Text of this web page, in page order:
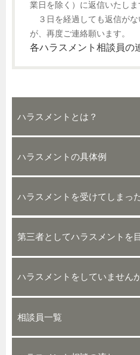
業日を除く）に返信いたしま
３日を経過しても返信がな
が、再度ご連絡願います。
各ハラスメント相談員の
ハラスメントとは？
ハラスメントの具体例
ハラスメントを受けてしまっ
第三者としてハラスメントを
ハラスメントをしていません
相談員一覧